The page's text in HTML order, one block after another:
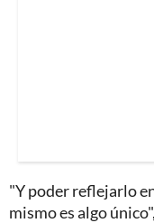
"Y poder reflejarlo
mismo es algo